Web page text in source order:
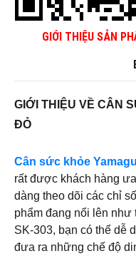
GIỚI THIỆU SẢN
GIỚI THIỆU VỀ CÂN
ĐỎ
Cân sức khỏe
rất được khách hàng
dàng theo dõi các chỉ
phẩm đang nổi lên
SK-303, bạn có thể dễ
đưa ra những chế độ